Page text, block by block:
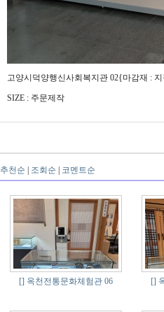
고양시덕양행신사회복지관 02{마감재 :
SIZE : 주문제작
추천순 조회순 코멘트순
[] 옥천전통문화체험관 06 []